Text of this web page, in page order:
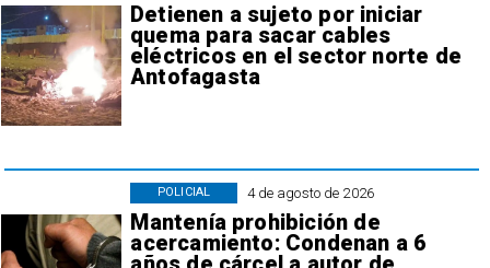
Detienen a sujeto por iniciar
quema para sacar cables
eléctricos en el sector norte de
Antofagasta
4 de agosto de 2026
Mantenía prohibición de
acercamiento: Condenan a 6
POLICIAL